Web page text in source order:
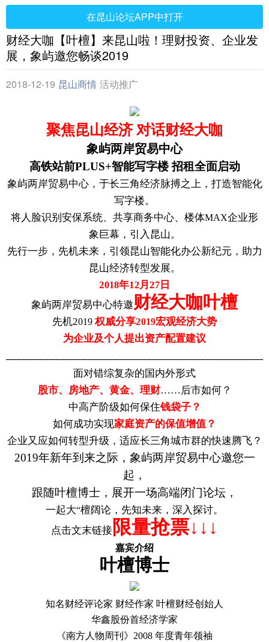
在昆山论坛APP中打开
财经大咖【叶檀】来昆山啦！理财投资、企业发
展，象屿邀您畅谈2019
2018-12-19 昆山商情 活动推广
聚焦昆山经济 对话财经大咖
象屿两岸贸易中心
高铁站前PLUS+智能写字楼 招租全面启动
象屿两岸贸易中心，于长三角经济脉搏之上，打造智能化
写字楼。
将人脸识别安保系统、共享商务中心、楼体MAX企业形
象巨幕，引入昆山。
先行一步，先机未来，引领昆山智能化办公新纪元，助力
昆山经济转型发展。
2018年12月 27 日
象屿两岸贸易中心特邀财经大咖叶檀
先机2019 权威分享2019宏观经济大势
为企业及个人提出资产配置建议
面对错综复杂的国内外形式
股市、房地产、黄金、理财……后市如何？
中高产阶级如何保住钱袋子？
如何成功实现家庭资产的保值增值？
企业又应如何转型升级，适应长三角城市群的快速腾飞？
2019年新年到来之际，象屿两岸贸易中心邀您一
起，
跟随叶檀博士，展开一场高端闭门论坛 ，
一起大“檀阔论，先知未来，深入探讨。
点击文末链接 限量抢票↓↓↓
嘉宾介绍
叶檀博士
知名财经评论家 财经作家 叶檀财经创始人
华鑫股份首经济学家
《南方人物周刊》 2008 年度青年领袖